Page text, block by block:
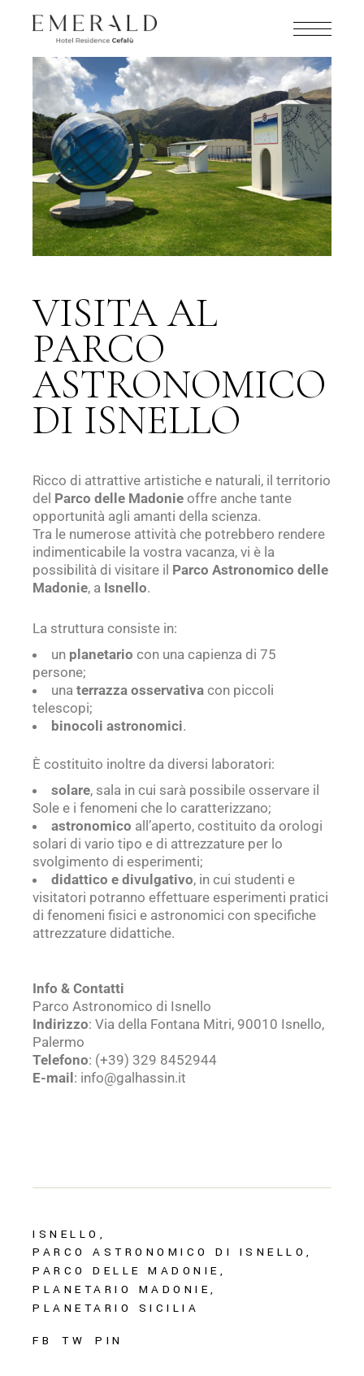
VISITA AL
PARCO
ASTRONOMICO
DI ISNELLO
Ricco di attrattive artistiche e naturali, il territorio
del Parco delle Madonie offre anche tante
opportunità agli amanti della scienza.
Tra le numerose attività che potrebbero rendere
indimenticabile la vostra vacanza, vi è la
possibilità di visitare il Parco Astronomico delle
Madonie, a Isnello.
La struttura consiste in:
un planetario con una capienza di 75
persone;
una terrazza osservativa con piccoli
telescopi;
binocoli astronomici.
È costituito inoltre da diversi laboratori:
solare, sala in cui sarà possibile osservare il
Sole e i fenomeni che lo caratterizzano;
astronomico all’aperto, costituito da orologi
solari di vario tipo e di attrezzature per lo
svolgimento di esperimenti;
didattico e divulgativo, in cui studenti e
visitatori potranno effettuare esperimenti pratici
di fenomeni fisici e astronomici con specifiche
attrezzature didattiche.
Info & Contatti
Parco Astronomico di Isnello
Indirizzo: Via della Fontana Mitri, 90010 Isnello,
Palermo
Telefono: (+39) 329 8452944
E-mail: info@galhassin.it
ISNELLO
PARCO ASTRONOMICO DI ISNELLO
PARCO DELLE MADONIE
PLANETARIO MADONIE
PLANETARIO SICILIA
FB TW PIN